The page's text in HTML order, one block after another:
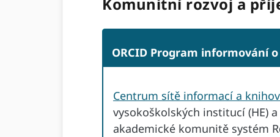
Komunitní rozvoj a
ORCID Program informování
Centrum sítě informací a
vysokoškolských institucí (HE)
akademické komunitě systém